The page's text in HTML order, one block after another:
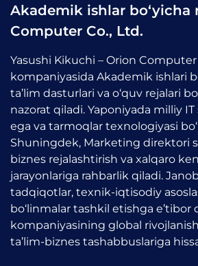
Akademik ishlar bo‘yicha
Computer Co., Ltd.
Yasushi Kikuchi – Orion Computer
kompaniyasida Akademik ishlari
ta’lim dasturlari va o‘quv rejalari
nazorat qiladi. Yaponiyada milliy
ega va tarmoqlar texnologiyasi
Shuningdek, Marketing direktori
biznes rejalashtirish va xalqaro
jarayonlariga rahbarlik qiladi.
tadqiqotlar, texnik-iqtisodiy
bo‘linmalar tashkil etishga e’tibor
kompaniyasining global
ta’lim-biznes tashabbuslariga